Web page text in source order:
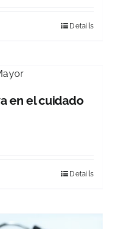
Details
en el cuidado
Details